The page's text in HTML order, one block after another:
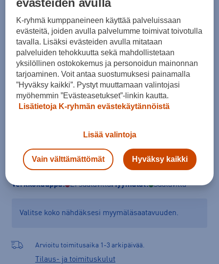
Koko
L XL
Kokotaulukko
Tarkista saatavuus ja tilaa myymälästä
Verkkokauppa: Ei saatavillaMyymälät: Saatavilla
Valitse koko nähdäksesi myymäläsaatavuuden.
Arvioitu toimitusaika 1-3 arkipäivää.
Tilaus- ja toimituskulut
K-ryhmä kumppaneineen käyttää palveluissaan
evästeitä, joiden avulla palvelumme toimivat toivotulla
tavalla. Lisäksi evästeiden avulla mitataan
palveluiden tehokkuutta sekä mahdollistetaan
yksilöllinen ostokokemus ja personoidun mainonnan
tarjoaminen. Voit antaa suostumuksesi painamalla
”Hyväksy kaikki”. Pystyt muuttamaan valintojasi
myöhemmin ”Evästeasetukset”-linkin kautta.
Lisätietoja K-ryhmän evästekäytännöistä
Lisää valintoja
Vain välttämättömät Hyväksy kaikki